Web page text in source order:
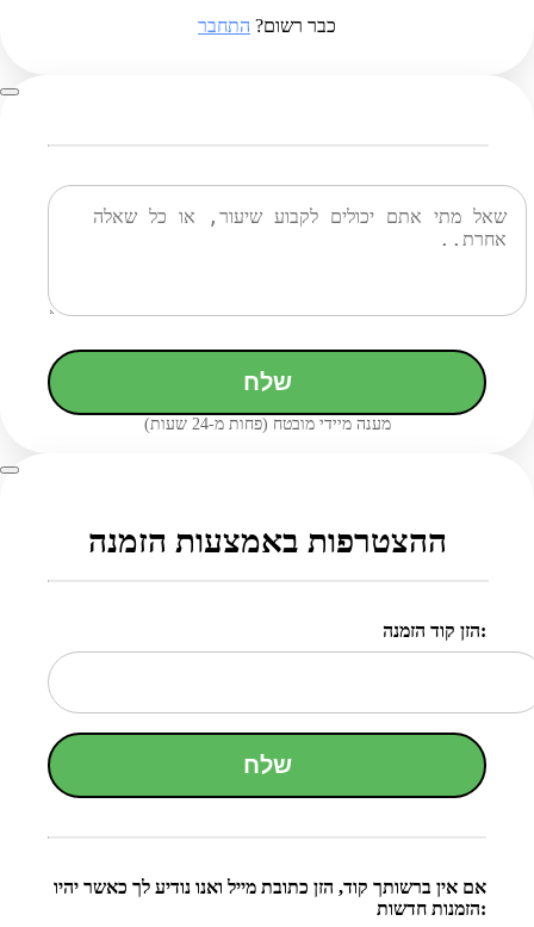
כבר רשום? התחבר
שלח
מענה מיידי מובטח (פחות מ-24 שעות)
ההצטרפות באמצעות הזמנה
הזן קוד הזמנה:
שלח
אם אין ברשותך קוד, הזן כתובת מייל ואנו נודיע לך כאשר יהיו
הזמנות חדשות: